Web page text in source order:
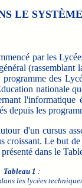
LE
par les
des
nationale
depuis les
d'un cursus
croissant.Le but de
dans le
Tableau 1 :
les lycées